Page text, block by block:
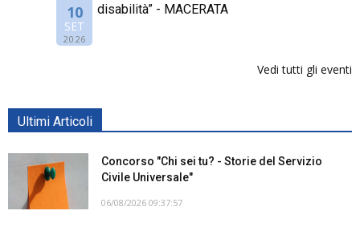
10
SET
2026
disabilità” - MACERATA
Vedi tutti gli eventi
Ultimi Articoli
Concorso "Chi sei tu? - Storie del Servizio
Civile Universale"
06/08/2026 09:37:57